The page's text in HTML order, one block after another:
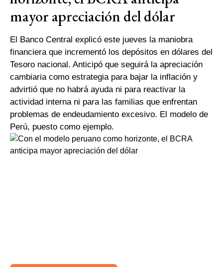
mayor apreciación del dólar
El Banco Central explicó este jueves la maniobra
financiera que incrementó los depósitos en dólares del
Tesoro nacional. Anticipó que seguirá la apreciación
cambiaria como estrategia para bajar la inflación y
advirtió que no habrá ayuda ni para reactivar la
actividad interna ni para las familias que enfrentan
problemas de endeudamiento excesivo. El modelo de
Perú, puesto como ejemplo.